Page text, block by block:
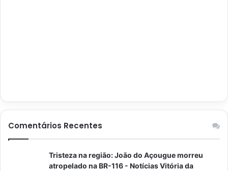
Comentários Recentes
Tristeza na região: João do Açougue morreu
atropelado na BR-116 - Notícias Vitória da